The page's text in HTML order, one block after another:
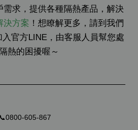
需求，提供各種隔熱產品，解決
決方案 ！想瞭解更多，請到我們
官方LINE，由客服人員幫您處
熱的困擾喔～
605-867